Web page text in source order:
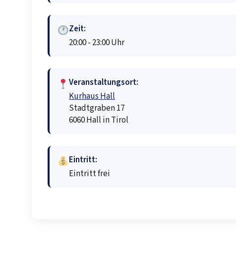
Zeit:
20:00 - 23:00 Uhr
Veranstaltungsort:
Kurhaus Hall
Stadtgraben 17
6060 Hall in Tirol
Eintritt:
Eintritt frei